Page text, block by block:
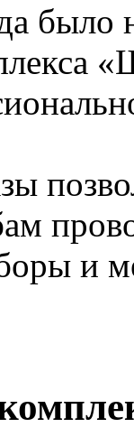
было
и